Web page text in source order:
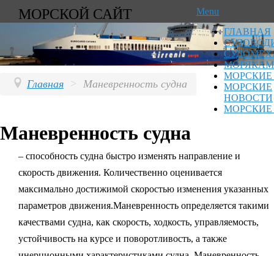
МОРСКОЙ САЙТ
Menu
ГЛАВНАЯ
МОРЯКАМ
МОРСКИЕ
МОРСКИЕ
НОВОСТИ
МОРСКИЕ
Главная > Маневренность судна
Маневренность судна
– способность судна быстро изменять направление и
скорость движения. Количественно оценивается
максимально достижимой скоростью изменения указанных
параметров движения.Маневренность определяется такими
качествами судна, как скорость, ходкость, управляемость,
устойчивость на курсе и поворотливость, а также